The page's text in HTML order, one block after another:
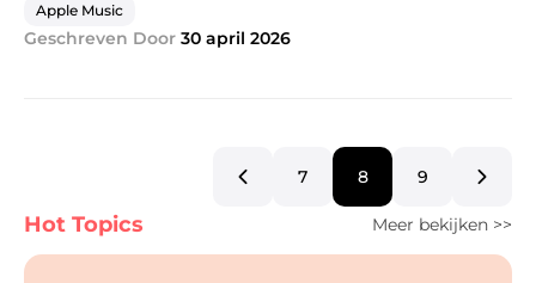
Apple Music
Geschreven Door 30 april 2026
7 8 9
Hot Topics Meer bekijken >>